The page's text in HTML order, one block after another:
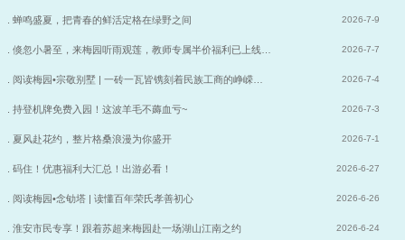
. 蝉鸣盛夏，把青春的鲜活定格在绿野之间 2026-7-9
. 倏忽小暑至，来梅园听雨观莲，教师专属半价福利已上线… 2026-7-7
. 阅读梅园•宗敬别墅 | 一砖一瓦皆镌刻着民族工商的峥嵘… 2026-7-4
. 持登机牌免费入园！这波羊毛不薅血亏~ 2026-7-3
. 夏风赴花约，整片格桑浪漫为你盛开 2026-7-1
. 码住！优惠福利大汇总！出游必看！ 2026-6-27
. 阅读梅园•念劬塔 | 读懂百年荣氏孝善初心 2026-6-26
. 淮安市民专享！跟着苏超来梅园赴一场湖山江南之约 2026-6-24